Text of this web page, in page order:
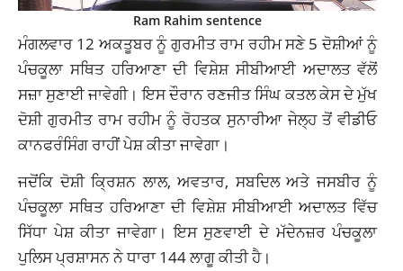
Ram Rahim sentence
ਮੰਗਲਵਾਰ 12 ਅਕਤੂਬਰ ਨੂੰ ਗੁਰਮੀਤ ਰਾਮ ਰਹੀਮ ਸਣੇ 5 ਦੋਸ਼ੀਆਂ ਨੂੰ
ਪੰਚਕੂਲਾ ਸਥਿਤ ਹਰਿਆਣਾ ਦੀ ਵਿਸ਼ੇਸ਼ ਸੀਬੀਆਈ ਅਦਾਲਤ ਵੱਲੋਂ
ਸਜ਼ਾ ਸੁਣਾਈ ਜਾਵੇਗੀ। ਇਸ ਦੌਰਾਨ ਰਣਜੀਤ ਸਿੰਘ ਕਤਲ ਕੇਸ ਦੇ ਮੁੱਖ
ਦੋਸ਼ੀ ਗੁਰਮੀਤ ਰਾਮ ਰਹੀਮ ਨੂੰ ਰੋਹਤਕ ਸੁਨਾਰੀਆ ਜੇਲ੍ਹ ਤੋਂ ਵੀਡੀਓ
ਕਾਨਫਰੰਸਿੰਗ ਰਾਹੀਂ ਪੇਸ਼ ਕੀਤਾ ਜਾਵੇਗਾ।
ਜਦੋਂਕਿ ਦੋਸ਼ੀ ਕ੍ਰਿਸ਼ਨ ਲਾਲ, ਅਵਤਾਰ, ਸਬਦਿਲ ਅਤੇ ਜਸਬੀਰ ਨੂੰ
ਪੰਚਕੂਲਾ ਸਥਿਤ ਹਰਿਆਣਾ ਦੀ ਵਿਸ਼ੇਸ਼ ਸੀਬੀਆਈ ਅਦਾਲਤ ਵਿੱਚ
ਸਿੱਧਾ ਪੇਸ਼ ਕੀਤਾ ਜਾਵੇਗਾ। ਇਸ ਸੁਣਵਾਈ ਦੇ ਮੱਦੇਨਜ਼ਰ ਪੰਚਕੂਲਾ
ਪੁਲਿਸ ਪ੍ਰਸ਼ਾਸਨ ਨੇ ਧਾਰਾ 144 ਲਾਗੂ ਕੀਤੀ ਹੈ।